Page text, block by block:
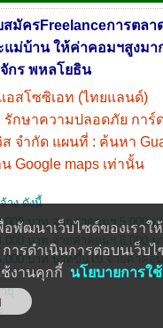
อพัฒนาเว็บไซต์ของเราใ
ารดำเนินการต่อบนเว็บ
งานคุกกี้ นโยบายการใ
มัครFreelanceการตลา
แม่บ้าน ให้ค่าคอมฯสูงมา
กร พหลโยธิน
อสโซซิเอท (ไทยแลนด์)
รักษาความปลอดภัย การ์
ส จำกัด แผนที่ : ค้นหา
Google maps เท่านั้น
าง ดังนี้
บาท จ่ายค่าคอมฯ 5,000 บ
บาท จ่ายค่าคอมฯ 6,000 บ
บาท บาทขึ้นไป จ่ายค่าคอ
ยุ